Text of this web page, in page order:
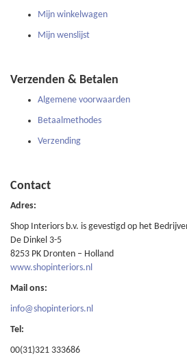
Mijn winkelwagen
Mijn wenslijst
Verzenden & Betalen
Algemene voorwaarden
Betaalmethodes
Verzending
Contact
Adres:
Shop Interiors b.v. is gevestigd op het
De Dinkel 3-5
8253 PK Dronten – Holland
www.shopinteriors.nl
Mail ons:
info@shopinteriors.nl
Tel:
00(31)321 333686